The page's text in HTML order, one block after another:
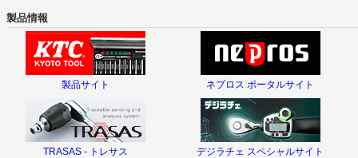
製品情報
製品サイト ネプロス ポータルサイト
TRASAS - トレサス デジラチェ スペシャルサイト